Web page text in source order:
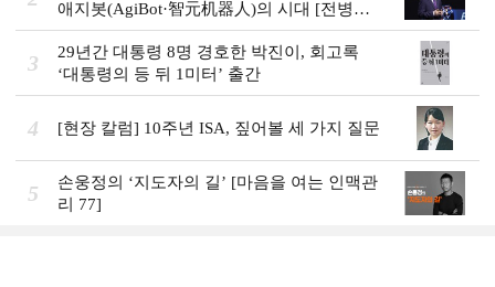
애지봇(AgiBot·智元机器人)의 시대 [전병서
의 中 첨단기업 리포트⑬]
3
29년간 대통령 8명 경호한 박진이, 회고록
‘대통령의 등 뒤 1미터’ 출간
4 [현장 칼럼] 10주년 ISA, 짚어볼 세 가지 질문
5
손웅정의 ‘지도자의 길’ [마음을 여는 인맥관
리 77]